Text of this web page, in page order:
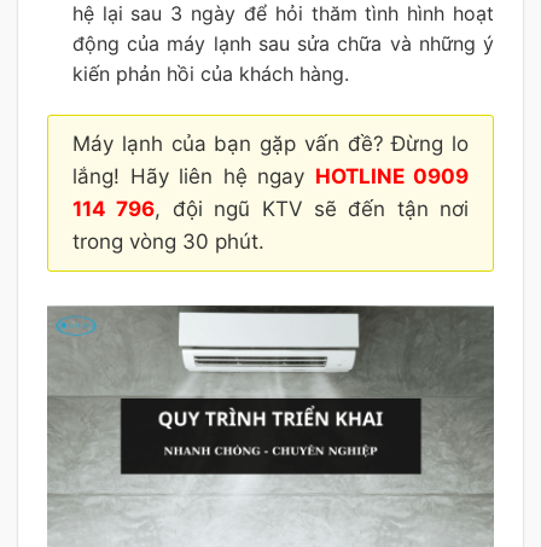
hệ lại sau 3 ngày để hỏi thăm tình hình hoạt
động của máy lạnh sau sửa chữa và những ý
kiến phản hồi của khách hàng.
Máy lạnh của bạn gặp vấn đề? Đừng lo
lắng! Hãy liên hệ ngay HOTLINE 0909
114 796, đội ngũ KTV sẽ đến tận nơi
trong vòng 30 phút.